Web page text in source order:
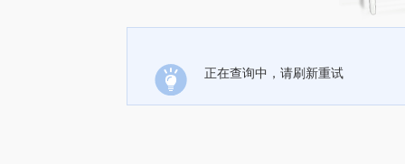
正在查询中，请刷新重试